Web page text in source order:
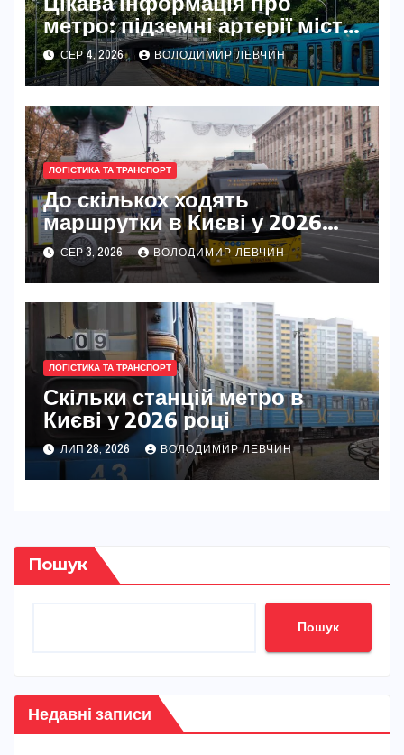
метро: підземні артерії міст
світу
СЕР 4, 2026 ВОЛОДИМИР ЛЕВЧИН
ЛОГІСТИКА ТА ТРАНСПОРТ
До скількох ходять
маршрутки в Києві у 2026
році
СЕР 3, 2026 ВОЛОДИМИР ЛЕВЧИН
ЛОГІСТИКА ТА ТРАНСПОРТ
Скільки станцій метро в
Києві у 2026 році
ЛИП 28, 2026 ВОЛОДИМИР ЛЕВЧИН
Пошук
Пошук
Недавні записи